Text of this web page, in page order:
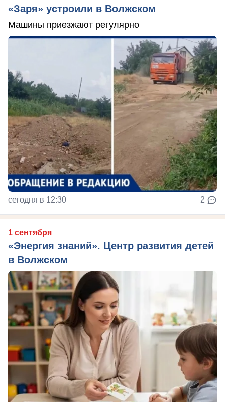
«Заря» устроили в Волжском
Машины приезжают регулярно
сегодня в 12:30 2
1 сентября
«Энергия знаний». Центр развития детей
в Волжском